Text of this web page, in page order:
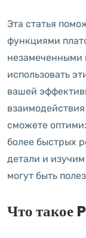
Эта статья
функциями
незамеченными
использовать
вашей
сможете
более быстрых
детали и
могут быть
Что такое